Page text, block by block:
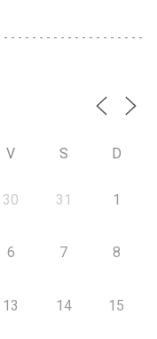
V S D
30 31 1
6 7 8
13 14 15